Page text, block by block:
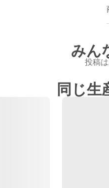
みん
投稿
同じ生